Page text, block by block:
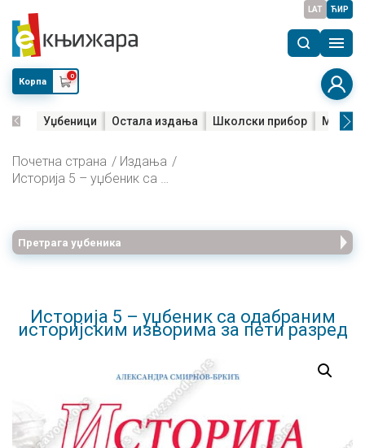
LAT ЋИР
Корпа
0
Уџбеници Остала издања Школски прибор Мала
Почетна страна
Издања
Историја 5 – уџбеник са одабраним историјским изворима за пети разред
Претрага уџбеника
Историја 5 – уџбеник са одабраним
историјским изворима за пети разред